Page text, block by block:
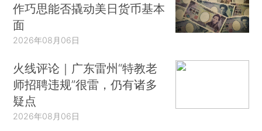
作巧思能否撬动美日货币基本
面
2026年08月06日
火线评论｜广东雷州“特教老
师招聘违规”很雷，仍有诸多
疑点
2026年08月06日